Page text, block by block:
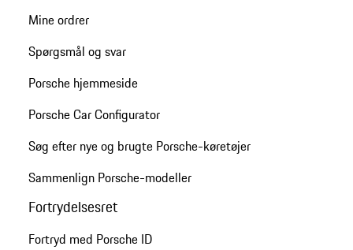
Mine ordrer
Spørgsmål og svar
Porsche hjemmeside
Porsche Car Configurator
Søg efter nye og brugte Porsche-køretøjer
Sammenlign Porsche-modeller
Fortrydelsesret
Fortryd med Porsche ID